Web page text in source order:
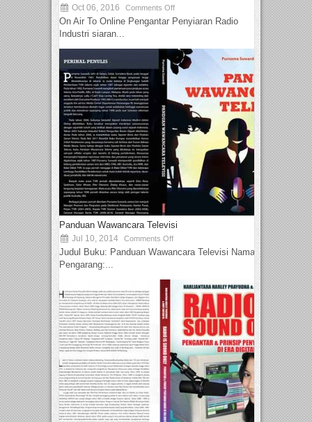
Oct 06, 2016 Comments Off
On Air To Online Pengantar Penyiaran Radio
Industri siaran...
Panduan Wawancara Televisi
Jul 10, 2014 Comments Off
Judul Buku: Panduan Wawancara Televisi Nama
Pengarang:...